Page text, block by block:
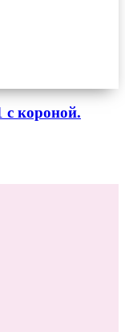
короной.